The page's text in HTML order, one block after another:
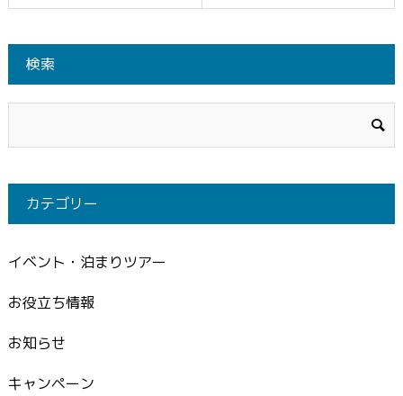
検索
カテゴリー
イベント・泊まりツアー
お役立ち情報
お知らせ
キャンペーン